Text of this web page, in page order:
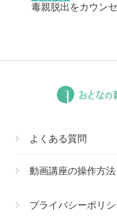
毒親脱出をカウン
よくある質問
動画講座の操作方法
プライバシーポリシ